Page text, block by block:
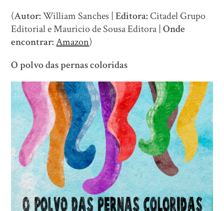
(Autor:William Sanches |Editora: Citadel Grupo
Editorial e Mauricio de Sousa Editora |Onde
encontrar:Amazon)
O polvo das pernas coloridas